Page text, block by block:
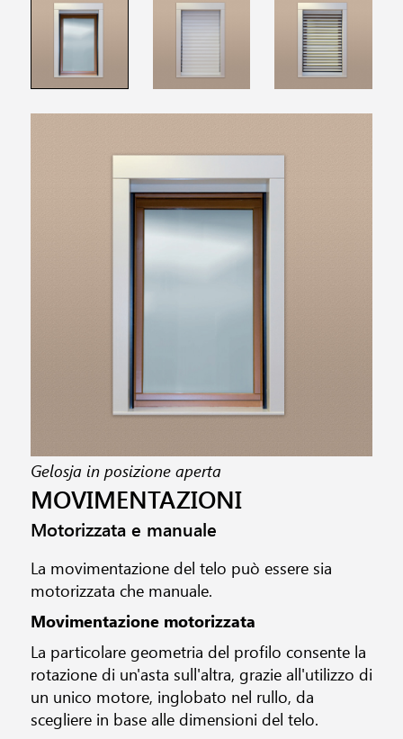
Gelosja in posizione aperta
MOVIMENTAZIONI
Motorizzata e manuale
La movimentazione del telo può essere sia
motorizzata che manuale.
Movimentazione motorizzata
La particolare geometria del profilo consente la
rotazione di un'asta sull'altra, grazie all'utilizzo di
un unico motore, inglobato nel rullo, da
scegliere in base alle dimensioni del telo.